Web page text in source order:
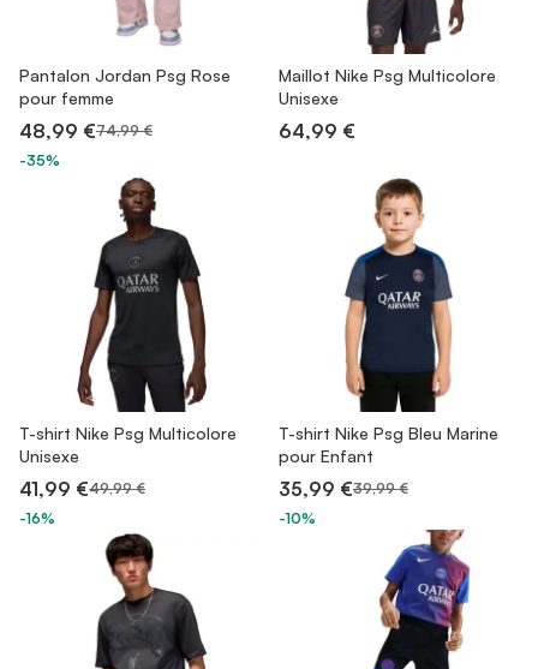
Pantalon Jordan Psg Rose
pour femme
48,99 €74,99 €
-35%
Maillot Nike Psg Multicolore
Unisexe
64,99 €
T-shirt Nike Psg Multicolore
Unisexe
41,99 €49,99 €
-16%
T-shirt Nike Psg Bleu Marine
pour Enfant
35,99 €39,99 €
-10%